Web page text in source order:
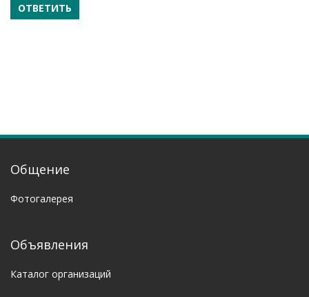
ОТВЕТИТЬ
Общение
Фотогалерея
Объявления
Каталог организаций